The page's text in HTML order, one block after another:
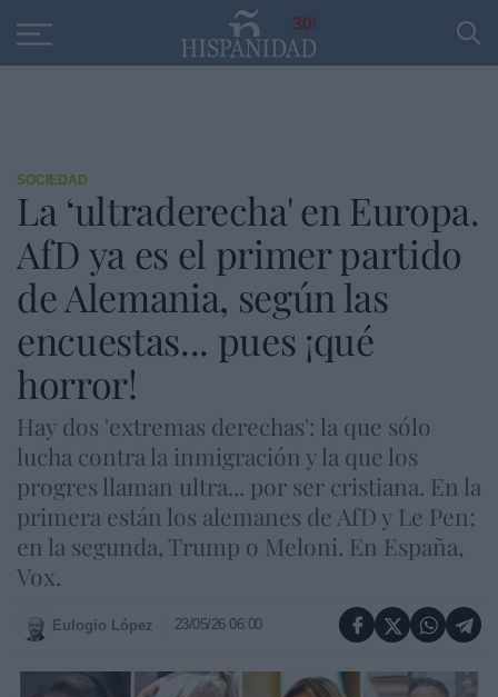
30
SOCIEDAD
La ‘ultraderecha' en Europa.
AfD ya es el primer partido
de Alemania, según las
encuestas... pues ¡qué
horror!
Hay dos 'extremas derechas': la que sólo
lucha contra la inmigración y la que los
progres llaman ultra... por ser cristiana. En la
primera están los alemanes de AfD y Le Pen;
en la segunda, Trump o Meloni. En España,
Vox.
Eulogio López 23/05/26 06:00